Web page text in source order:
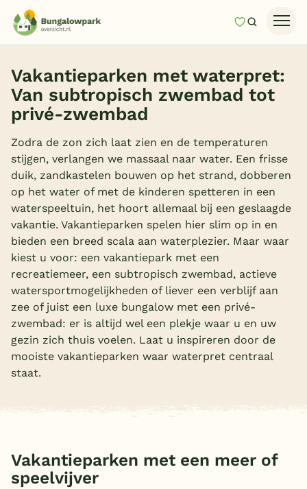
MijnZoeken
Last minutes
Top 12 aanbiedingen
Nazomeren
Vakantiehuizen
Vakantiepark keuzehulp
Onze vakantiegidsen
Vakantieparken
Subtropisch zwembad
Overdekt zwembad
Wildwaterbaan
Vakantieparken met waterpret:
Van subtropisch zwembad tot
privé-zwembad
Zodra de zon zich laat zien en de temperaturen
stijgen, verlangen we massaal naar water. Een frisse
duik, zandkastelen bouwen op het strand, dobberen
op het water of met de kinderen spetteren in een
waterspeeltuin, het hoort allemaal bij een geslaagde
vakantie. Vakantieparken spelen hier slim op in en
bieden een breed scala aan waterplezier. Maar waar
kiest u voor: een vakantiepark met een
recreatiemeer, een subtropisch zwembad, actieve
watersportmogelijkheden of liever een verblijf aan
zee of juist een luxe bungalow met een privé-
zwembad: er is altijd wel een plekje waar u en uw
gezin zich thuis voelen. Laat u inspireren door de
mooiste vakantieparken waar waterpret centraal
staat.
Vakantieparken met een meer of
speelvijver